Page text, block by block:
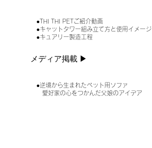
●THI THI PETご紹介動画
●キャットタワー組み立て方と使用イメージ
●キュアリー製造工程
メディア掲載 ▶︎
●逆境から生まれたペット用ソファ
愛好家の心をつかんだ父娘のアイデア